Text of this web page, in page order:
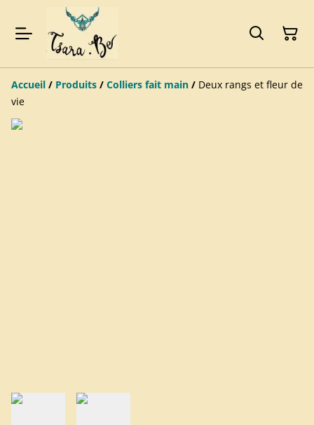
Accueil / Produits / Colliers fait main / Deux rangs et fleur de
vie